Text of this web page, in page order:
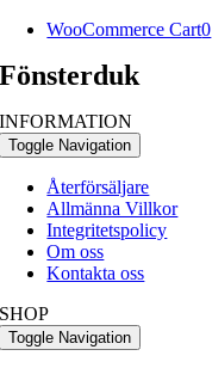
WooCommerce Cart0
Fönsterduk
INFORMATION
Toggle Navigation
Återförsäljare
Allmänna Villkor
Integritetspolicy
Om oss
Kontakta oss
SHOP
Toggle Navigation